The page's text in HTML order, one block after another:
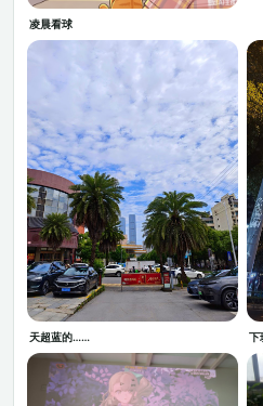
凌晨看球
天超蓝的…… 下